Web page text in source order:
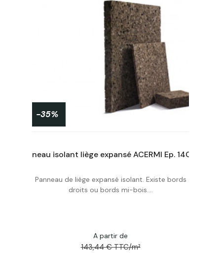
Acheter
-35%
Panneau de liège expansé isolant. Existe bords
droits ou bords mi-bois....
A partir de
143,44 € TTC/m²